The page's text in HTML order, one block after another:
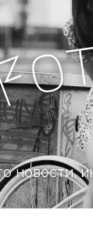
o
новости,